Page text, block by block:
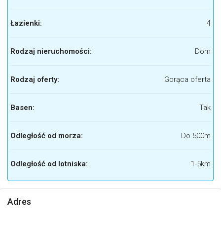
Łazienki: 4
Rodzaj nieruchomości: Dom
Rodzaj oferty: Gorąca oferta
Basen: Tak
Odległość od morza: Do 500m
Odległość od lotniska: 1-5km
Adres